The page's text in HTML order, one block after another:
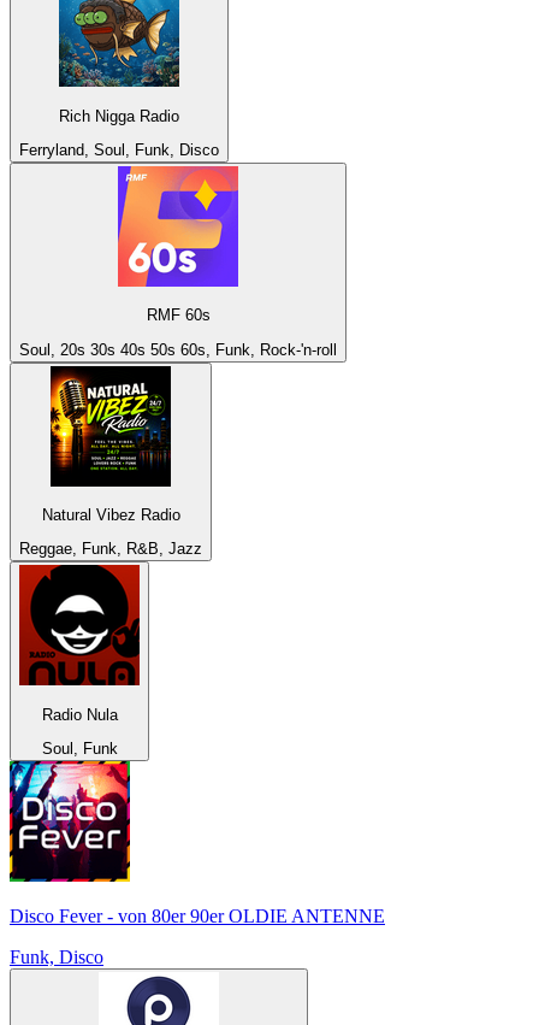
Rich Nigga Radio
Ferryland, Soul, Funk, Disco
RMF 60s
Soul, 20s 30s 40s 50s 60s, Funk, Rock-'n-roll
Natural Vibez Radio
Reggae, Funk, R&B, Jazz
Radio Nula
Soul, Funk
Disco Fever - von 80er 90er OLDIE ANTENNE
Funk, Disco